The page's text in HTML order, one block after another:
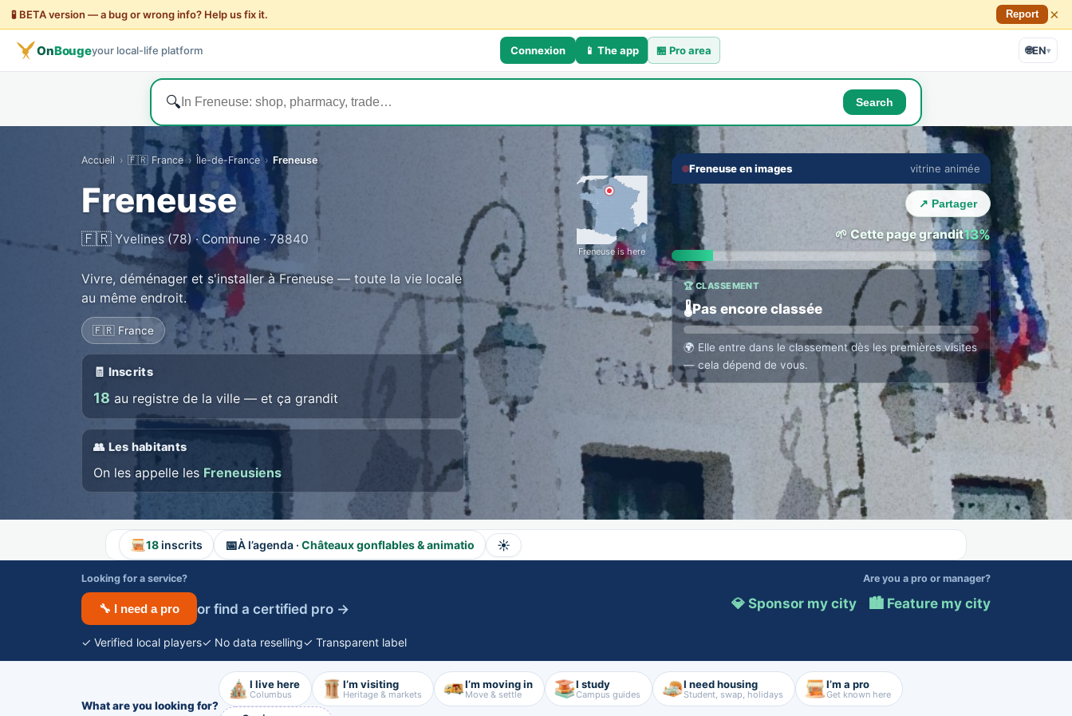
🧪 BETA version — a bug or wrong info? Help us fix it. Report ×
OnBougeyour local-life platform Connexion 📱 The app 🏪Pro area 🌐EN▾
🔍 Search
Accueil › 🇫🇷 France › Île-de-France › Freneuse
Freneuse
🇫🇷 Yvelines (78) · Commune · 78840
Freneuse is here
Vivre, déménager et s'installer à Freneuse — toute la vie locale
au même endroit.
🇫🇷 France
🧾 Inscrits
18 au registre de la ville — et ça grandit
👥 Les habitants
On les appelle les Freneusiens
Freneuse en images vitrine animée
💬 THE TOWN LOUNGE
Talk with Freneuse locals
Everyone in their language · auto translation →
‹ ›
🔇 ⛶
↗ Partager
🌱 Cette page grandit13%
🏆 CLASSEMENT
🌡️Pas encore classée
🌍 Elle entre dans le classement dès les premières visites
— cela dépend de vous.
18inscrits 📅À l’agenda · Châteaux gonflables & animatio ☀️
Looking for a service?
🔧 I need a pro or find a certified pro →
Are you a pro or manager?
💎 Sponsor my city · 🏙️ Feature my city
✓ Verified local players✓ No data reselling✓ Transparent label
What are you looking for?
I live here
Columbus
I’m visiting
Heritage & markets
I’m moving in
Move & settle
I study
Campus guides
I need housing
Student, swap, holidays
I’m a pro
Get known here